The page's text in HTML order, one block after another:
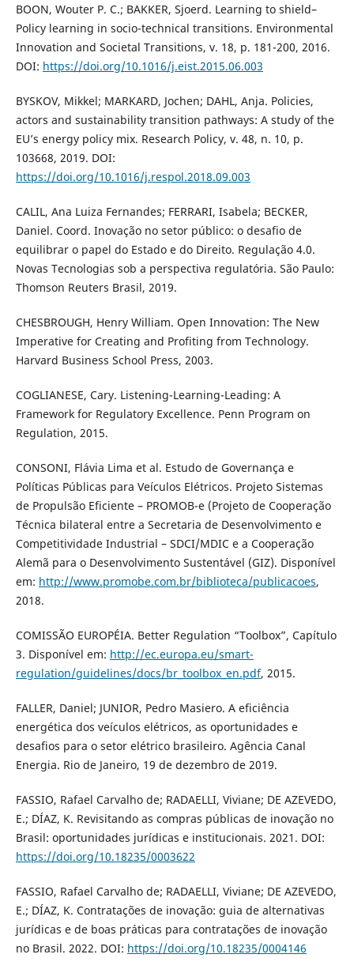
BOON, Wouter P. C.; BAKKER, Sjoerd. Learning to shield–
Policy learning in socio-technical transitions. Environmental
Innovation and Societal Transitions, v. 18, p. 181-200, 2016.
DOI: https://doi.org/10.1016/j.eist.2015.06.003
BYSKOV, Mikkel; MARKARD, Jochen; DAHL, Anja. Policies,
actors and sustainability transition pathways: A study of the
EU’s energy policy mix. Research Policy, v. 48, n. 10, p.
103668, 2019. DOI:
https://doi.org/10.1016/j.respol.2018.09.003
CALIL, Ana Luiza Fernandes; FERRARI, Isabela; BECKER,
Daniel. Coord. Inovação no setor público: o desafio de
equilibrar o papel do Estado e do Direito. Regulação 4.0.
Novas Tecnologias sob a perspectiva regulatória. São Paulo:
Thomson Reuters Brasil, 2019.
CHESBROUGH, Henry William. Open Innovation: The New
Imperative for Creating and Profiting from Technology.
Harvard Business School Press, 2003.
COGLIANESE, Cary. Listening-Learning-Leading: A
Framework for Regulatory Excellence. Penn Program on
Regulation, 2015.
CONSONI, Flávia Lima et al. Estudo de Governança e
Políticas Públicas para Veículos Elétricos. Projeto Sistemas
de Propulsão Eficiente – PROMOB-e (Projeto de Cooperação
Técnica bilateral entre a Secretaria de Desenvolvimento e
Competitividade Industrial – SDCI/MDIC e a Cooperação
Alemã para o Desenvolvimento Sustentável (GIZ). Disponível
em: http://www.promobe.com.br/biblioteca/publicacoes,
2018.
COMISSÃO EUROPÉIA. Better Regulation “Toolbox”, Capítulo
3. Disponível em: http://ec.europa.eu/smart-
regulation/guidelines/docs/br_toolbox_en.pdf, 2015.
FALLER, Daniel; JUNIOR, Pedro Masiero. A eficiência
energética dos veículos elétricos, as oportunidades e
desafios para o setor elétrico brasileiro. Agência Canal
Energia. Rio de Janeiro, 19 de dezembro de 2019.
FASSIO, Rafael Carvalho de; RADAELLI, Viviane; DE AZEVEDO,
E.; DÍAZ, K. Revisitando as compras públicas de inovação no
Brasil: oportunidades jurídicas e institucionais. 2021. DOI:
https://doi.org/10.18235/0003622
FASSIO, Rafael Carvalho de; RADAELLI, Viviane; DE AZEVEDO,
E.; DÍAZ, K. Contratações de inovação: guia de alternativas
jurídicas e de boas práticas para contratações de inovação
no Brasil. 2022. DOI: https://doi.org/10.18235/0004146